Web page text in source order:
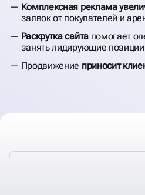
Комплексная реклама
заявок от покупателей и
Раскрутка сайтапомогает
занять лидирующие позиции
Продвижение приносит